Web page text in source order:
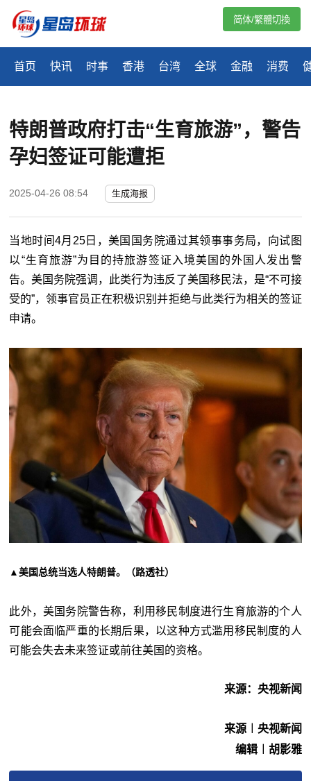
首页 快讯 时事 香港 台湾 全球 金融 消费
简体/繁體切換
特朗普政府打击“生育旅游”，警告
孕妇签证可能遭拒
2025-04-26 08:54 生成海报
当地时间4月25日，美国国务院通过其领事事务局，向试图
以“生育旅游”为目的持旅游签证入境美国的外国人发出警
告。美国务院强调，此类行为违反了美国移民法，是“不可接
受的”，领事官员正在积极识别并拒绝与此类行为相关的签证
申请。
▲美国总统当选人特朗普。（路透社）
此外，美国务院警告称，利用移民制度进行生育旅游的个人
可能会面临严重的长期后果，以这种方式滥用移民制度的人
可能会失去未来签证或前往美国的资格。
来源：央视新闻
来源︱央视新闻
编辑︱胡影雅